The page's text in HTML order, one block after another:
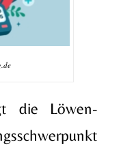
die Löwen-